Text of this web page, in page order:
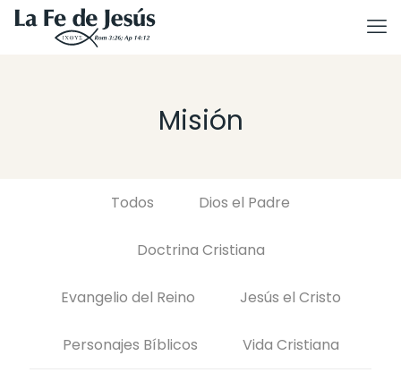
Misión
Todos Dios el Padre
Doctrina Cristiana
Evangelio del Reino Jesús el Cristo
Personajes Bíblicos Vida Cristiana